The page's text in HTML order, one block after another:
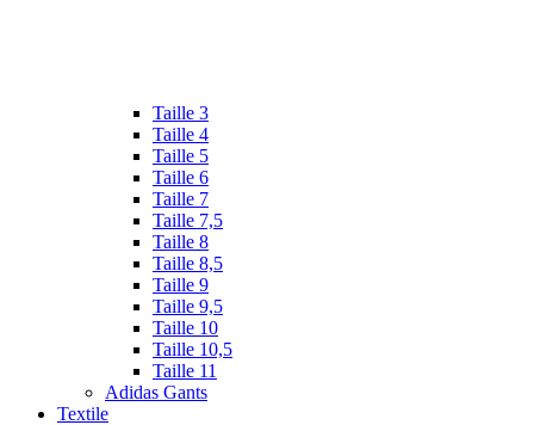
Taille 3
Taille 4
Taille 5
Taille 6
Taille 7
Taille 7,5
Taille 8
Taille 8,5
Taille 9
Taille 9,5
Taille 10
Taille 10,5
Taille 11
Adidas Gants
Textile